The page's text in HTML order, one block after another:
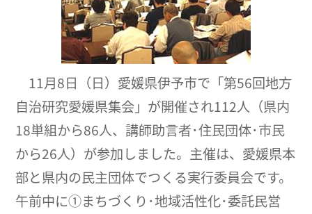
11月8日（日）愛媛県伊予市で「第56回地方
自治研究愛媛県集会」が開催され112人（県内
18単組から86人、講師助言者･住民団体･市民
から26人）が参加しました。主催は、愛媛県本
部と県内の民主団体でつくる実行委員会です。
午前中に①まちづくり･地域活性化･委託民営